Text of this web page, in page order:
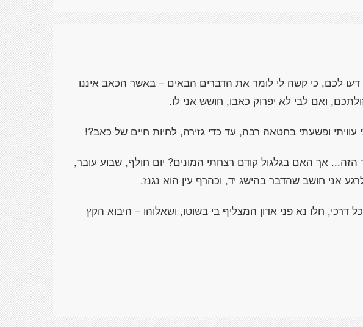
לכם, כי קשה לי לומר את הדברים הבאים – באשר הכאב איננו
ואם לבי לא יפרוק כאבו, חושש אני לו.
עוויתי ופשעתי בחטאה רבה, עד כדי גזירה, לחיות חיים של כאב?!
הזה... אך האם בגלגול קודם רצחתי המונים? יום חולף, שבוע עובר,
אני חושב שהדבר בהישג יד, וכהרף עין הוא נגנז.
דרכי, חלו נא פני אדון המצליף בי בשוטו, ושאלוהו – היבוא הקץ